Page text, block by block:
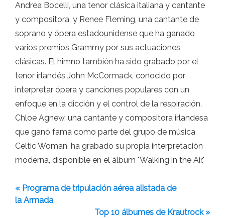
Andrea Bocelli, una tenor clásica italiana y cantante
y compositora, y Renee Fleming, una cantante de
soprano y ópera estadounidense que ha ganado
varios premios Grammy por sus actuaciones
clásicas. El himno también ha sido grabado por el
tenor irlandés John McCormack, conocido por
interpretar ópera y canciones populares con un
enfoque en la dicción y el control de la respiración.
Chloe Agnew, una cantante y compositora irlandesa
que ganó fama como parte del grupo de música
Celtic Woman, ha grabado su propia interpretación
moderna, disponible en el álbum "Walking in the Air."
« Programa de tripulación aérea alistada de
la Armada
Top 10 álbumes de Krautrock »